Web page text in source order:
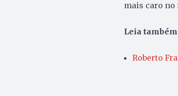
mais caro no
Leia
Roberto